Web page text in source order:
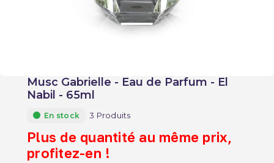
Musc Gabrielle - Eau de Parfum - El
Nabil - 65ml
En stock 3 Produits
Plus de quantité au même prix,
profitez-en !